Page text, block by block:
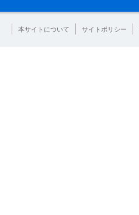
本サイトについて サイトポリシー